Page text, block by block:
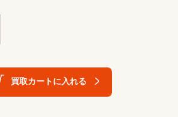
買取カートに入れる